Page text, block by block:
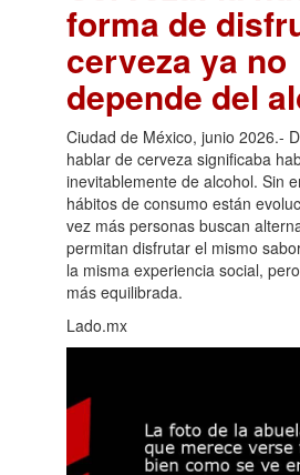
forma de
cerveza ya no
depende del
Ciudad de México, junio 2026.-
hablar de cerveza significaba
inevitablemente de alcohol. Sin
hábitos de consumo están
vez más personas buscan
permitan disfrutar el mismo
la misma experiencia social,
más equilibrada.
Lado.mx